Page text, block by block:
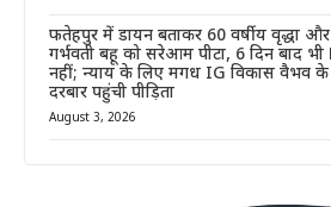
फतेहपुर में डायन बताकर 60 वर्षीय वृद्धा और
गर्भवती बहू को सरेआम पीटा, 6 दिन बाद भी
नहीं; न्याय के लिए मगध IG विकास वैभव के
दरबार पहुंची पीड़िता
August 3, 2026